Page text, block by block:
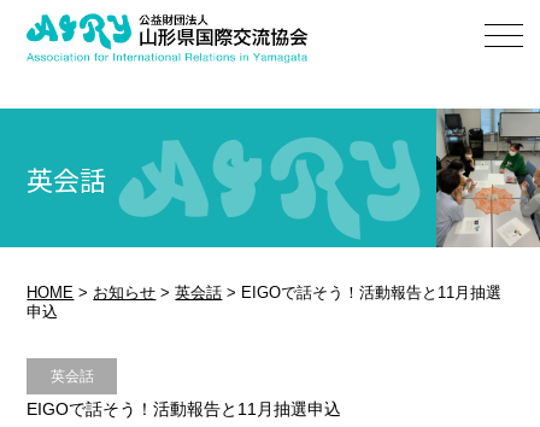
英会話
HOME > お知らせ >英会話 > EIGOで話そう！活動報告と11月抽選
申込
英会話
EIGOで話そう！活動報告と11月抽選申込